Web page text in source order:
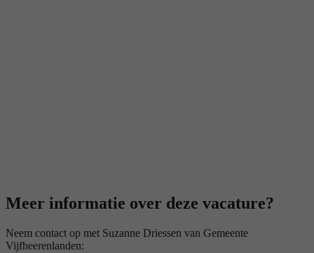
Meer informatie over deze vacature?
Neem contact op met Suzanne Driessen van Gemeente
Vijfheerenlanden: